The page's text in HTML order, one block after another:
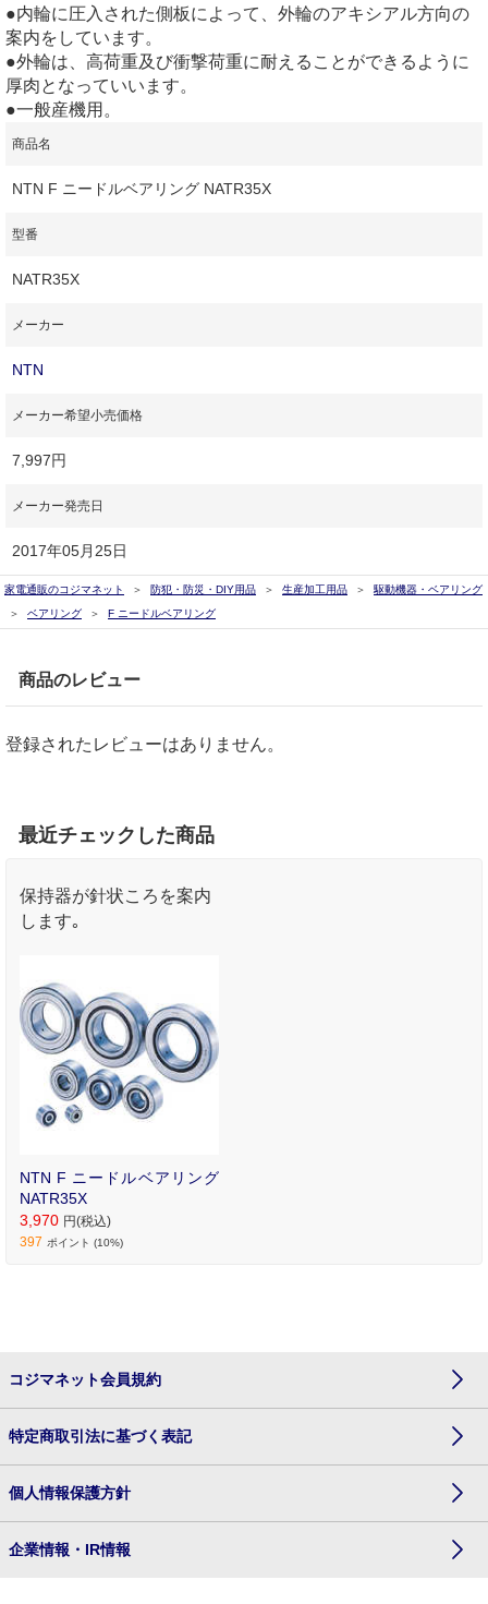
●内輪に圧入された側板によって、外輪のアキシアル方向の
案内をしています。
●外輪は、高荷重及び衝撃荷重に耐えることができるように
厚肉となっていいます。
●一般産機用。
商品名
NTN F ニードルベアリング NATR35X
型番
NATR35X
メーカー
NTN
メーカー希望小売価格
7,997円
メーカー発売日
2017年05月25日
家電通販のコジマネット 防犯・防災・DIY用品 生産加工用品
駆動機器・ベアリング
ベアリング
F ニードルベアリング
商品のレビュー
登録されたレビューはありません。
最近チェックした商品
保持器が針状ころを案内
します｡
NTN F ニードルベアリング
NATR35X
3,970 円(税込)
397 ポイント (10%)
コジマネット会員規約
特定商取引法に基づく表記
個人情報保護方針
企業情報・IR情報